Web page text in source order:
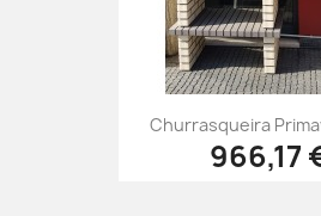
Churrasqueira
966,17